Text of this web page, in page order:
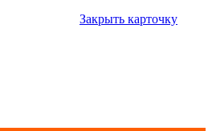
Закрыть карточку